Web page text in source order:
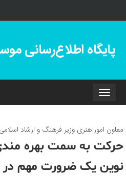
پایگاه اطلاع‌رسانی
Toggle
navigation
معاون امور هنری وزیر فرهنگ و ارشاد
حرکت به سمت بهره
نوین یک ضرورت مهم در